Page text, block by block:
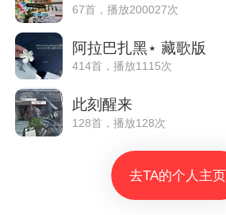
67首，播放200027次
阿拉巴扎黑⋆ 藏歌版
414首，播放1115次
此刻醒来
128首，播放128次
去TA的个人主页